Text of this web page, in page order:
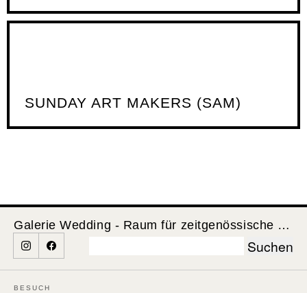
SUNDAY ART MAKERS (SAM)
Galerie Wedding - Raum für zeitgenössische Kunst
BESUCH